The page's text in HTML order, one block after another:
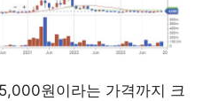
원이라는 가격까지 크